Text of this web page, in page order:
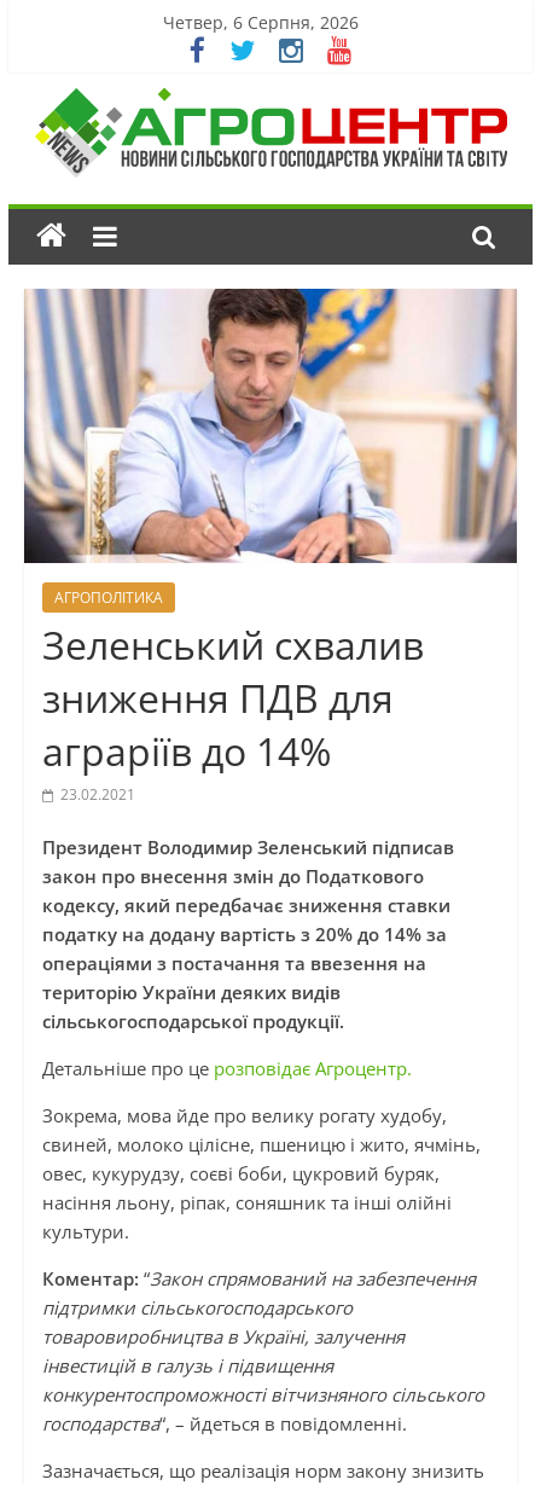
Четвер, 6 Серпня, 2026
АГРОПОЛІТИКА
Зеленський схвалив
зниження ПДВ для
аграріїв до 14%
23.02.2021
Президент Володимир Зеленський підписав
закон про внесення змін до Податкового
кодексу, який передбачає зниження ставки
податку на додану вартість з 20% до 14% за
операціями з постачання та ввезення на
територію України деяких видів
сільськогосподарської продукції.
Детальніше про це розповідає Агроцентр.
Зокрема, мова йде про велику рогату худобу,
свиней, молоко цілісне, пшеницю і жито, ячмінь,
овес, кукурудзу, соєві боби, цукровий буряк,
насіння льону, ріпак, соняшник та інші олійні
культури.
Коментар: “Закон спрямований на забезпечення
підтримки сільськогосподарського
товаровиробництва в Україні, залучення
інвестицій в галузь і підвищення
конкурентоспроможності вітчизняного сільського
господарства“, – йдеться в повідомленні.
Зазначається, що реалізація норм закону знизить